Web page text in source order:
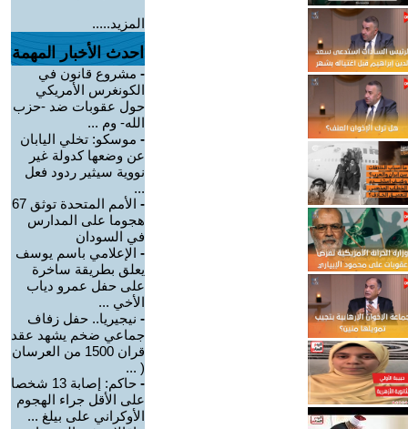
المزيد.....
احدث الأخبار المهمة
- مشروع قانون في
الكونغرس الأمريكي
حول عقوبات ضد -حزب
الله- وم ...
- موسكو: تخلي اليابان
عن وضعها كدولة غير
نووية سيثير ردود فعل
...
-
الأمم المتحدة توثق 67
هجوما على المدارس
في السودان
- الإعلامي باسم يوسف
يعلق بطريقة ساخرة
على حفل عمرو دياب
الأخي ...
- نيجيريا.. حفل زفاف
جماعي ضخم يشهد عقد
قران 1500 من العرسان
( ...
-
حاكم: إصابة 13 شخصا
على الأقل جراء الهجوم
الأوكراني على بيلغ ...